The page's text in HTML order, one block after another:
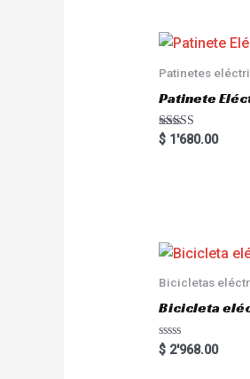
Patinetes
Patinete
Rated
5.00
$1'680.00
Bicicletas
Bicicleta
R
a
$2'968.00